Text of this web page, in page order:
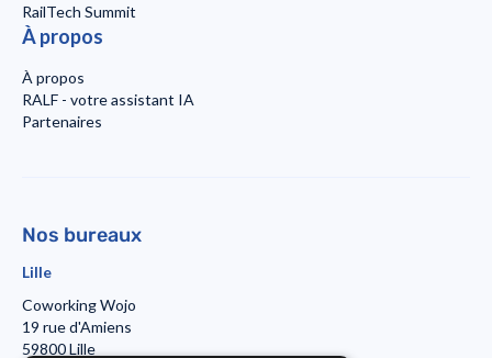
RailTech Summit
À propos
À propos
RALF - votre assistant IA
Partenaires
Nos bureaux
Lille
Coworking Wojo
19 rue d'Amiens
59800 Lille